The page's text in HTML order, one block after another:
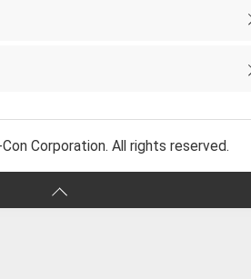
Corporation. All rights reserved.